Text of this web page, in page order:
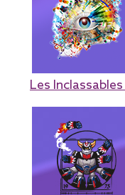
Les Inclassables